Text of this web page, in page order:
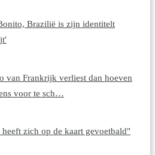
Brazilië is zijn identitelt
van Frankrijk verliest dan hoeven
voor te sch…
zich op de kaart gevoetbald"